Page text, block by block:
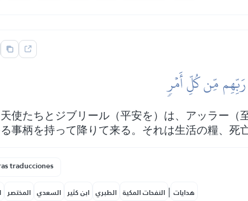
مِّن كُلِّ أَمۡرٖ
使たちとジブリール（平安を）は、アッラー
事柄を持って降りて来る。それは生活の糧、死
traducciones
المختصر السعدي ابن كثير الطبري النفحات المكية | هدايات